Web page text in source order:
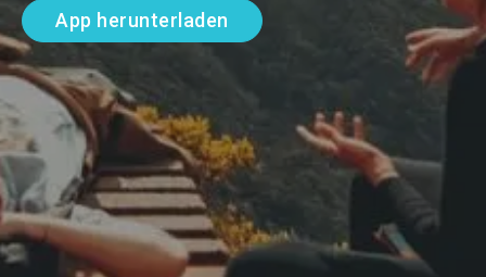
App herunterladen